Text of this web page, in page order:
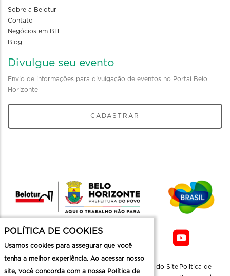
Sobre a Belotur
Contato
Negócios em BH
Blog
Divulgue seu evento
Envio de informações para divulgação de eventos no Portal Belo
Horizonte
CADASTRAR
Sobre a
Contato
Informaçoes
Mapa do Site Politica de
POLÍTICA DE COOKIES
Usamos cookies para assegurar que você
tenha a melhor experiência. Ao acessar nosso
site, você concorda com a nossa Política de